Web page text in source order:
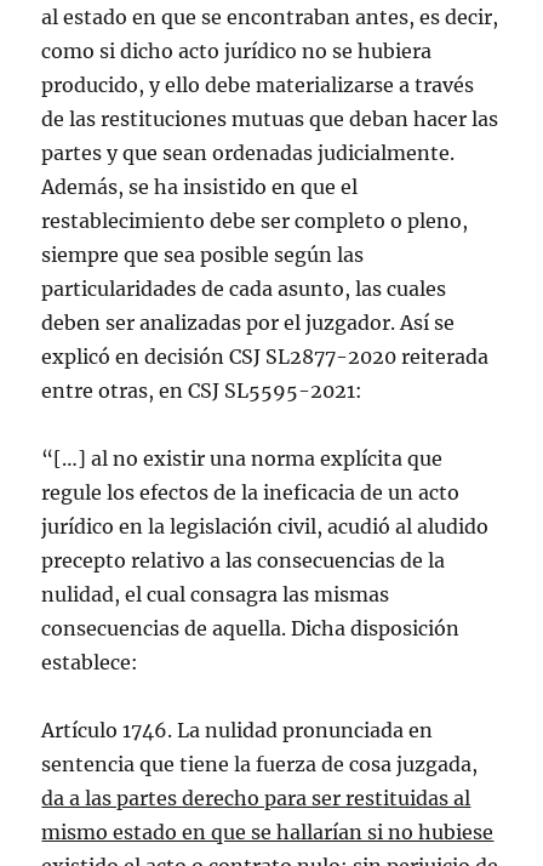
al estado en que se encontraban antes, es decir,
como si dicho acto jurídico no se hubiera
producido, y ello debe materializarse a través
de las restituciones mutuas que deban hacer las
partes y que sean ordenadas judicialmente.
Además, se ha insistido en que el
restablecimiento debe ser completo o pleno,
siempre que sea posible según las
particularidades de cada asunto, las cuales
deben ser analizadas por el juzgador. Así se
explicó en decisión CSJ SL2877-2020 reiterada
entre otras, en CSJ SL5595-2021:
“[…] al no existir una norma explícita que
regule los efectos de la ineficacia de un acto
jurídico en la legislación civil, acudió al aludido
precepto relativo a las consecuencias de la
nulidad, el cual consagra las mismas
consecuencias de aquella. Dicha disposición
establece:
Artículo 1746. La nulidad pronunciada en
sentencia que tiene la fuerza de cosa juzgada,
da a las partes derecho para ser restituidas al
mismo estado en que se hallarían si no hubiese